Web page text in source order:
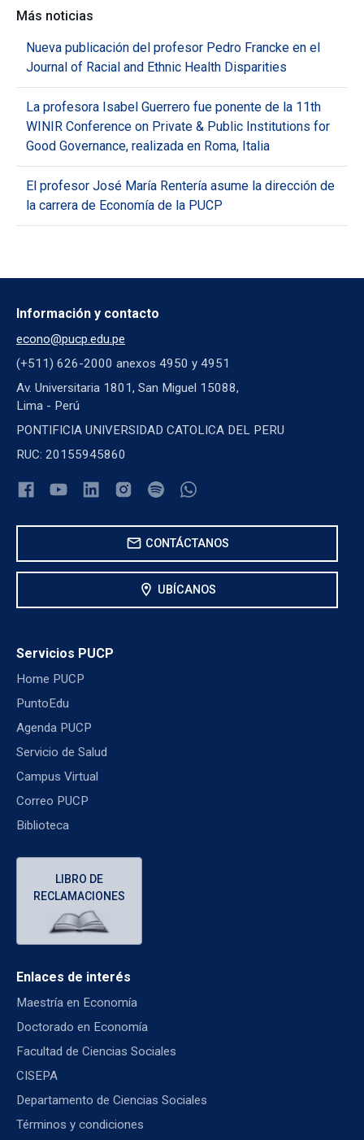
Más noticias
Nueva publicación del profesor Pedro Francke en el
Journal of Racial and Ethnic Health Disparities
La profesora Isabel Guerrero fue ponente de la 11th
WINIR Conference on Private & Public Institutions for
Good Governance, realizada en Roma, Italia
El profesor José María Rentería asume la dirección de
la carrera de Economía de la PUCP
Información y contacto
econo@pucp.edu.pe
(+511) 626-2000 anexos 4950 y 4951
Av. Universitaria 1801, San Miguel 15088,
Lima - Perú
PONTIFICIA UNIVERSIDAD CATOLICA DEL PERU
RUC: 20155945860
mail CONTÁCTANOS
location_on UBÍCANOS
Servicios PUCP
Home PUCP
PuntoEdu
Agenda PUCP
Servicio de Salud
Campus Virtual
Correo PUCP
Biblioteca
LIBRO DE
RECLAMACIONES
Enlaces de interés
Maestría en Economía
Doctorado en Economía
Facultad de Ciencias Sociales
CISEPA
Departamento de Ciencias Sociales
Términos y condiciones